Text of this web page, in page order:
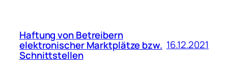
Haftung von Betreibern
elektronischer Marktplätze bzw.
Schnittstellen
16.12.2021